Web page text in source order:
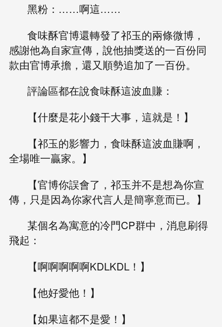
黑粉：……啊這……
食味酥官博還轉發了祁玉的兩條微博，
感謝他為自家宣傳，說他抽獎送的一百份同
款由官博承擔，還又順勢追加了一百份。
評論區都在說食味酥這波血賺：
【什麼是花小錢干大事，這就是！】
【祁玉的影響力，食味酥這波血賺啊，
全場唯一贏家。】
【官博你誤會了，祁玉并不是想為你宣
傳，只是因為你家代言人是簡寧意而已。】
某個名為寓意的冷門CP群中，消息刷得
飛起：
【啊啊啊啊啊KDLKDL！】
【他好愛他！】
【如果這都不是愛！】